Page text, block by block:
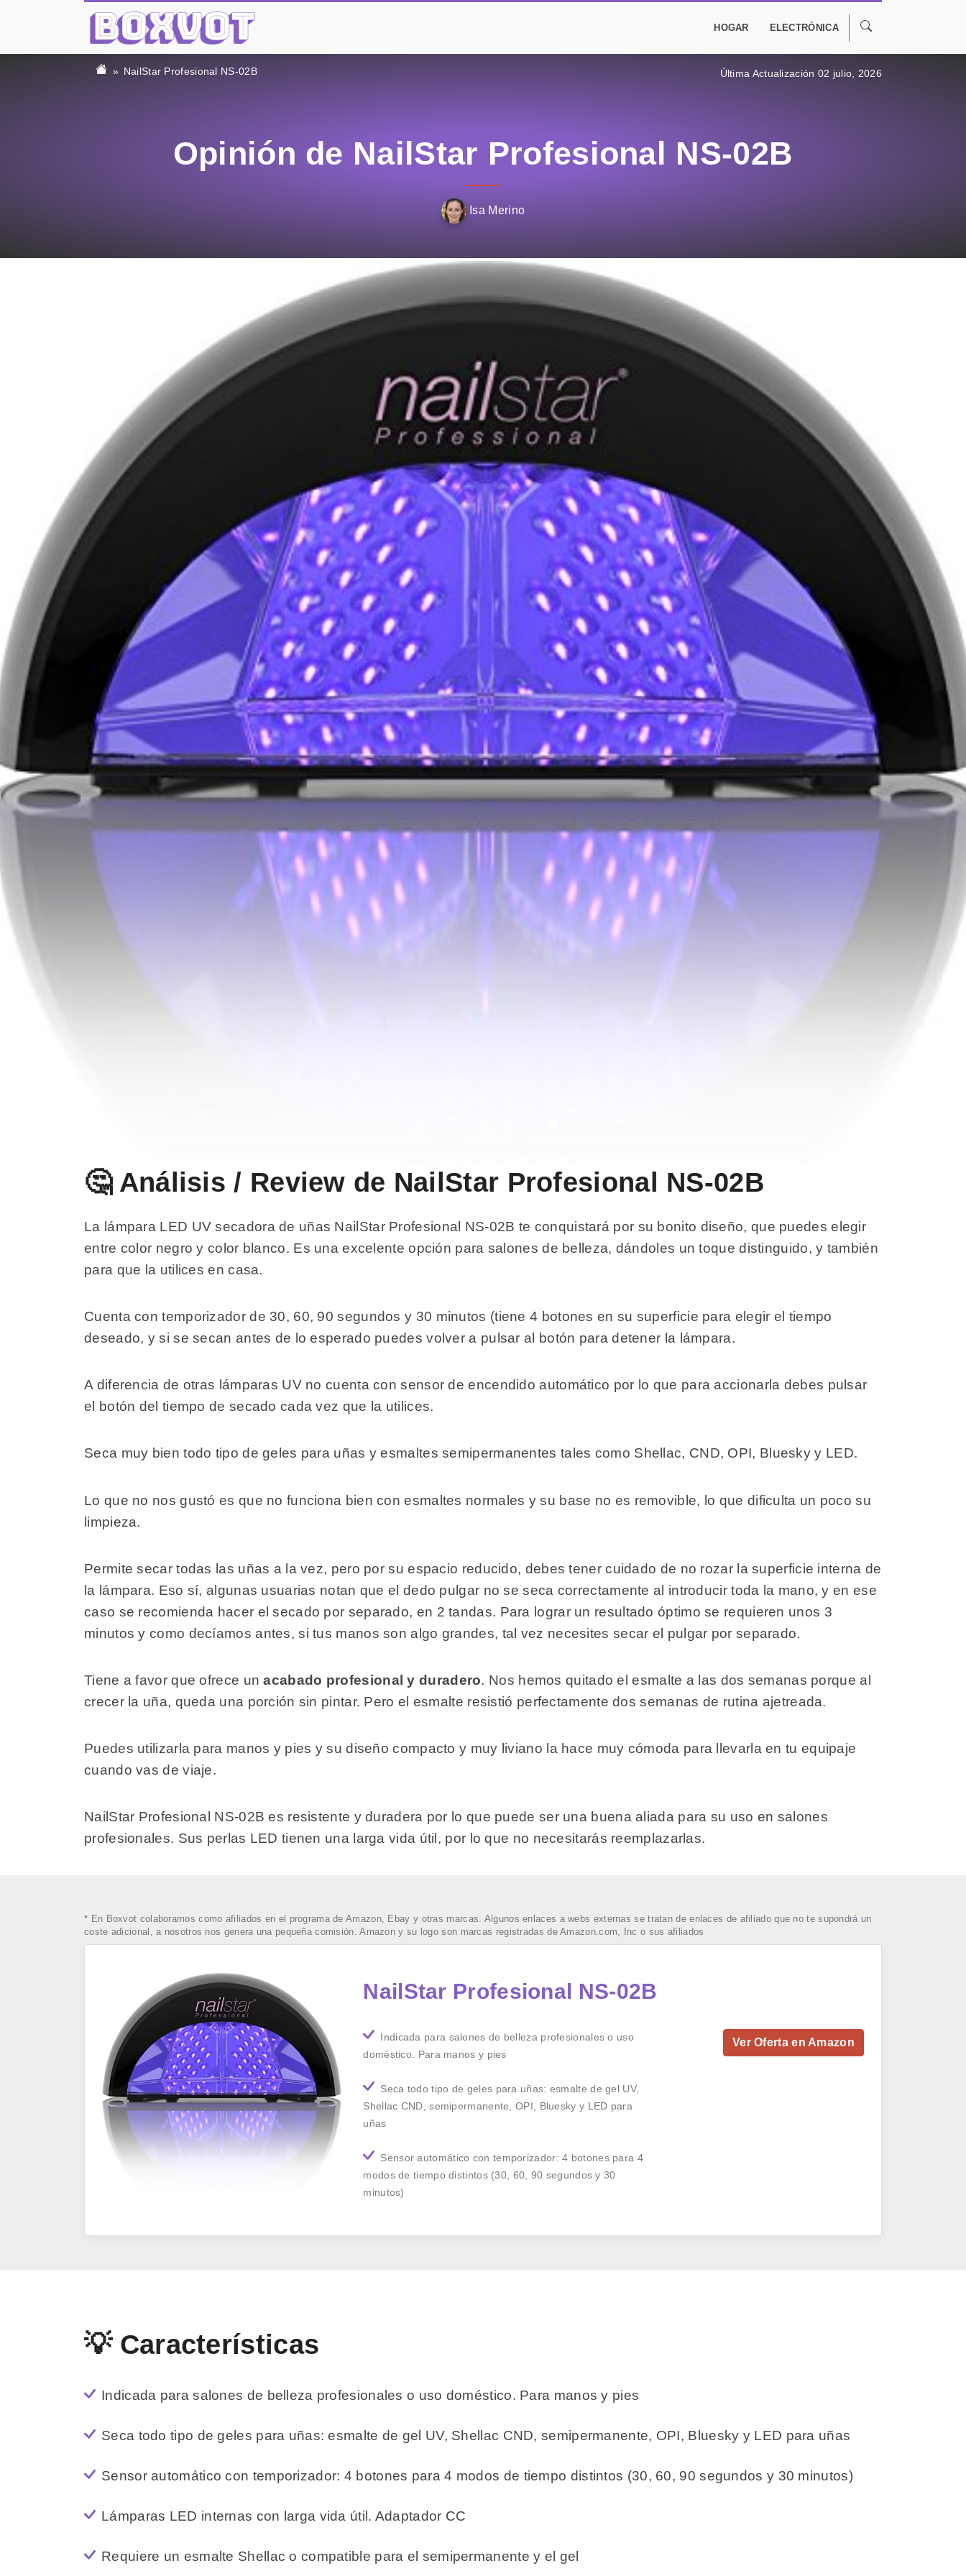
HOGAR ELECTRÓNICA
NailStar Profesional NS-02B Última Actualización 02 julio, 2026
Opinión de NailStar Profesional NS-02B
Isa Merino
🤔 Análisis / Review de NailStar Profesional NS-02B
La lámpara LED UV secadora de uñas NailStar Profesional NS-02B te conquistará por su bonito diseño, que puedes elegir
entre color negro y color blanco. Es una excelente opción para salones de belleza, dándoles un toque distinguido, y también
para que la utilices en casa.
Cuenta con temporizador de 30, 60, 90 segundos y 30 minutos (tiene 4 botones en su superficie para elegir el tiempo
deseado, y si se secan antes de lo esperado puedes volver a pulsar al botón para detener la lámpara.
A diferencia de otras lámparas UV no cuenta con sensor de encendido automático por lo que para accionarla debes pulsar
el botón del tiempo de secado cada vez que la utilices.
Seca muy bien todo tipo de geles para uñas y esmaltes semipermanentes tales como Shellac, CND, OPI, Bluesky y LED.
Lo que no nos gustó es que no funciona bien con esmaltes normales y su base no es removible, lo que dificulta un poco su
limpieza.
Permite secar todas las uñas a la vez, pero por su espacio reducido, debes tener cuidado de no rozar la superficie interna de
la lámpara. Eso sí, algunas usuarias notan que el dedo pulgar no se seca correctamente al introducir toda la mano, y en ese
caso se recomienda hacer el secado por separado, en 2 tandas. Para lograr un resultado óptimo se requieren unos 3
minutos y como decíamos antes, si tus manos son algo grandes, tal vez necesites secar el pulgar por separado.
Tiene a favor que ofrece unacabado profesional y duradero. Nos hemos quitado el esmalte a las dos semanas porque al
crecer la uña, queda una porción sin pintar. Pero el esmalte resistió perfectamente dos semanas de rutina ajetreada.
Puedes utilizarla para manos y pies y su diseño compacto y muy liviano la hace muy cómoda para llevarla en tu equipaje
cuando vas de viaje.
NailStar Profesional NS-02B es resistente y duradera por lo que puede ser una buena aliada para su uso en salones
profesionales. Sus perlas LED tienen una larga vida útil, por lo que no necesitarás reemplazarlas.
* En Boxvot colaboramos como afiliados en el programa de Amazon, Ebay y otras marcas. Algunos enlaces a webs externas se tratan de enlaces de afiliado que no te supondrá un
coste adicional, a nosotros nos genera una pequeña comisión. Amazon y su logo son marcas registradas de Amazon.com, Inc o sus afiliados
NailStar Profesional NS-02B
Indicada para salones de belleza profesionales o uso
doméstico. Para manos y pies
Seca todo tipo de geles para uñas: esmalte de gel UV,
Shellac CND, semipermanente, OPI, Bluesky y LED para
uñas
Sensor automático con temporizador: 4 botones para 4
modos de tiempo distintos (30, 60, 90 segundos y 30
minutos)
Ver Oferta en Amazon
💡 Características
Indicada para salones de belleza profesionales o uso doméstico. Para manos y pies
Seca todo tipo de geles para uñas: esmalte de gel UV, Shellac CND, semipermanente, OPI, Bluesky y LED para uñas
Sensor automático con temporizador: 4 botones para 4 modos de tiempo distintos (30, 60, 90 segundos y 30 minutos)
Lámparas LED internas con larga vida útil. Adaptador CC
Requiere un esmalte Shellac o compatible para el semipermanente y el gel